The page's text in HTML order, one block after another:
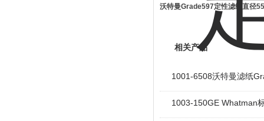
沃特曼Grade597定性滤纸直径
相关产品
1001-6508沃特曼滤纸
1003-150GE Whatman